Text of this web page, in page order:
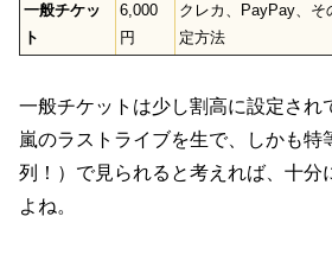
一般チケッ
ト
6,000
円
クレカ、PayPay、そ
定方法
一般チケットは少し割高に設定され
嵐のラストライブを生で、しかも特
列！）で見られると考えれば、十分
よね。